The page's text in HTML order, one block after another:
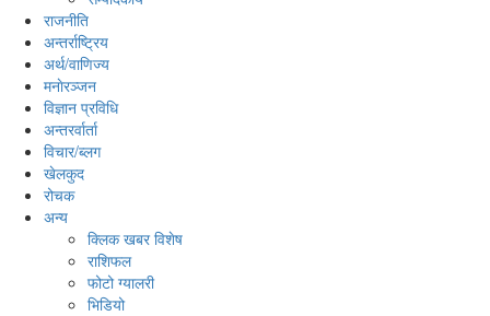
राजनीति
अन्तर्राष्ट्रिय
अर्थ/वाणिज्य
मनाेरञ्जन
विज्ञान प्रविधि
अन्तरर्वार्ता
विचार/ब्लग
खेलकुद
रोचक
अन्य
क्लिक खबर विशेष
राशिफल
फोटो ग्यालरी
भिडियो